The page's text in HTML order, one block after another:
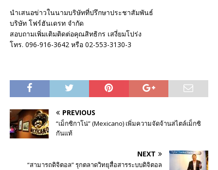
นำเสนอข่าวในนามบริษัทที่ปรึกษาประชาสัมพันธ์
บริษัท โฟร์ฮันเดรท จำกัด
สอบถามเพิ่มเติมติดต่อคุณสิทธิกร เสงี่ยมโปร่ง
โทร. 096-916-3642 หรือ 02-553-3130-3
PREVIOUS
“เม็กซิกาโน่” (Mexicano) เพิ่มความจัดจ้านสไตล์เม็กซิ
กันแท้
NEXT
“สามารถดิจิตอล” รุกตลาดวิทยุสื่อสารระบบดิจิตอล